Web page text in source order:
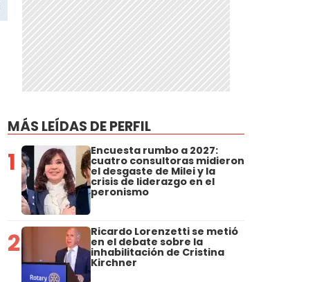
MÁS LEÍDAS DE PERFIL
1 Encuesta rumbo a 2027:
cuatro consultoras midieron
el desgaste de Milei y la
crisis de liderazgo en el
peronismo
2 Ricardo Lorenzetti se metió
en el debate sobre la
inhabilitación de Cristina
Kirchner